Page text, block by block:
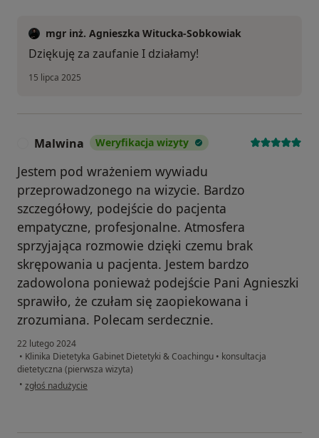
mgr inż. Agnieszka Witucka-Sobkowiak
Dziękuję za zaufanie I działamy!
15 lipca 2025
Malwina Weryfikacja wizyty
Jestem pod wrażeniem wywiadu
przeprowadzonego na wizycie. Bardzo
szczegółowy, podejście do pacjenta
empatyczne, profesjonalne. Atmosfera
sprzyjająca rozmowie dzięki czemu brak
skrępowania u pacjenta. Jestem bardzo
zadowolona ponieważ podejście Pani Agnieszki
sprawiło, że czułam się zaopiekowana i
zrozumiana. Polecam serdecznie.
22 lutego 2024
• Klinika Dietetyka Gabinet Dietetyki & Coachingu • konsultacja
dietetyczna (pierwsza wizyta)
• w opinii użytkownika Malwina
zgłoś nadużycie